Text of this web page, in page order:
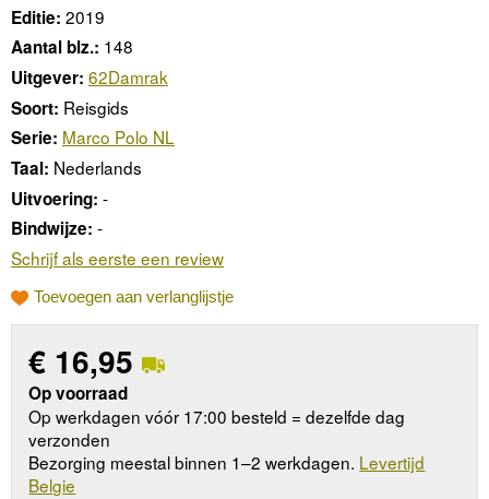
Editie: 2019
Aantal blz.: 148
Uitgever: 62Damrak
Soort: Reisgids
Serie: Marco Polo NL
Taal: Nederlands
Uitvoering: -
Bindwijze: -
Schrijf als eerste een review
Toevoegen aan verlanglijstje
€ 16,95
Op voorraad
Op werkdagen vóór 17:00 besteld = dezelfde dag
verzonden
Bezorging meestal binnen 1–2 werkdagen. Levertijd
Belgie